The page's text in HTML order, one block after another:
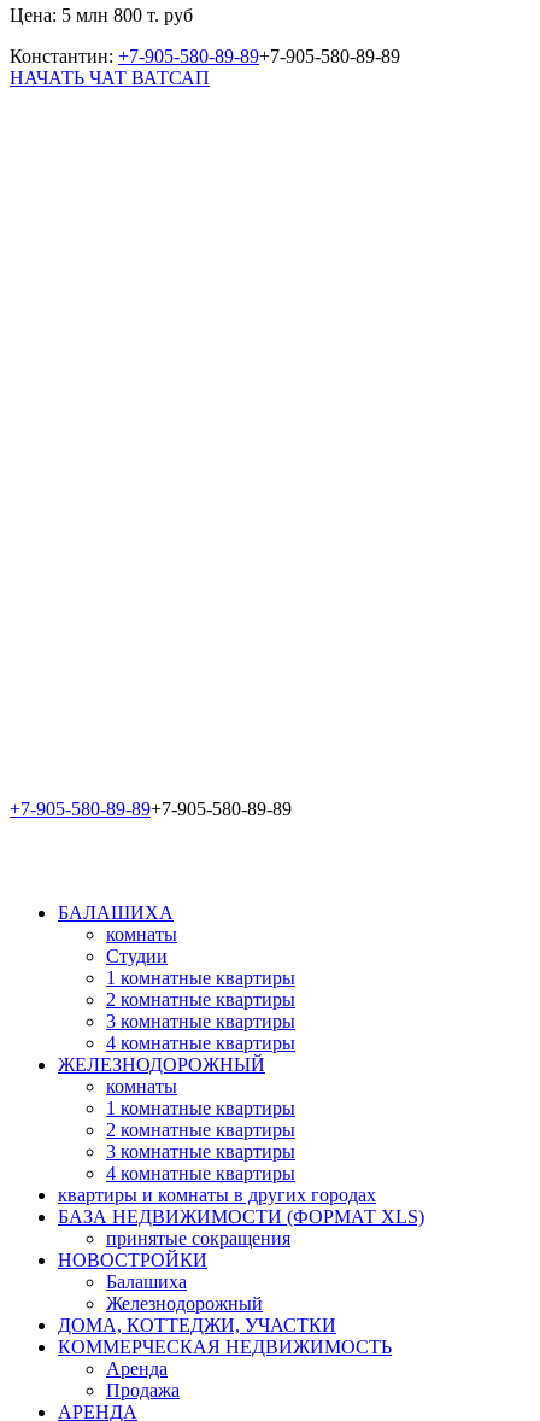
Цена: 5 млн 800 т. руб
Константин: +7-905-580-89-89+7-905-580-89-89
НАЧАТЬ ЧАТ ВАТСАП
+7-905-580-89-89+7-905-580-89-89
БАЛАШИХА
комнаты
Студии
1 комнатные квартиры
2 комнатные квартиры
3 комнатные квартиры
4 комнатные квартиры
ЖЕЛЕЗНОДОРОЖНЫЙ
комнаты
1 комнатные квартиры
2 комнатные квартиры
3 комнатные квартиры
4 комнатные квартиры
квартиры и комнаты в других городах
БАЗА НЕДВИЖИМОСТИ (ФОРМАТ XLS)
принятые сокращения
НОВОСТРОЙКИ
Балашиха
Железнодорожный
ДОМА, КОТТЕДЖИ, УЧАСТКИ
КОММЕРЧЕСКАЯ НЕДВИЖИМОСТЬ
Аренда
Продажа
АРЕНДА